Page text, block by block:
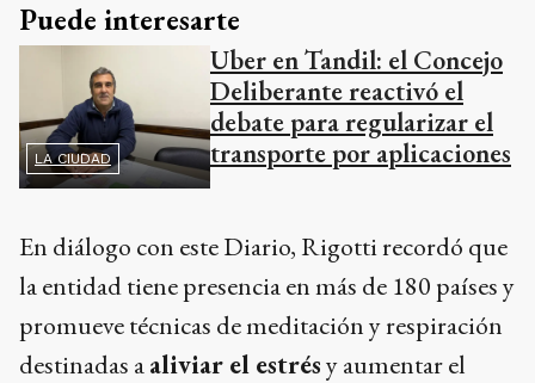
Puede interesarte
LA CIUDAD
Uber en Tandil: el Concejo
Deliberante reactivó el
debate para regularizar el
transporte por aplicaciones
En diálogo con este Diario, Rigotti recordó que
la entidad tiene presencia en más de 180 países y
promueve técnicas de meditación y respiración
destinadas aaliviar el estrésy aumentar el